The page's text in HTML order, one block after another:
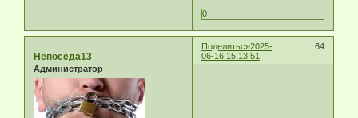
0
Поделиться 64
2025-
06-16 15:13:51
Непоседа13
Администратор